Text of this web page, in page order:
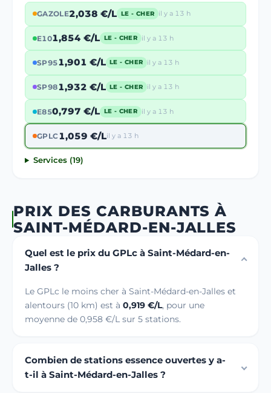
GAZOLE2,038 €/L LE - CHER il y a 13 h
E101,854 €/L LE - CHER il y a 13 h
SP951,901 €/L LE - CHER il y a 13 h
SP981,932 €/L LE - CHER il y a 13 h
E850,797 €/L LE - CHER il y a 13 h
GPLC1,059 €/Lil y a 13 h
Services (19)
PRIX DES CARBURANTS À
SAINT-MÉDARD-EN-JALLES
Quel est le prix du GPLc à Saint-Médard-en-
Jalles ?
Le GPLc le moins cher à Saint-Médard-en-Jalles et
alentours (10 km) est à 0,919 €/L, pour une
moyenne de 0,958 €/L sur 5 stations.
Combien de stations essence ouvertes y a-
t-il à Saint-Médard-en-Jalles ?